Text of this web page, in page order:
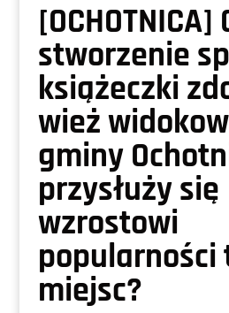
[OCHOTNICA]
stworzenie
książeczki
wież
gminy
przysłuży się
wzrostowi
popularności
miejsc?